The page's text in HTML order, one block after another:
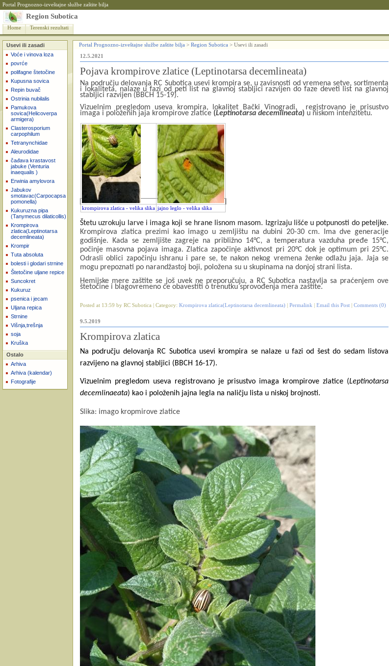
Portal Prognozno-izveštajne službe zaštite bilja
Region Subotica
Home Terenski rezultati
Usevi ili zasadi
Voće i vinova loza
povrće
polifagne štetočine
Kupusna sovica
Repin buvač
Ostrinia nubilalis
Pamukova
sovica(Helicoverpa
armigera)
Clasterosporium
carpophilum
Tetranynchidae
Aleurodidae
čađava krastavost
jabuke (Venturia
inaequalis )
Erwinia amylovora
Jabukov
smotavac(Carpocapsa
pomonella)
Kukuruzna pipa
(Tanymecus dilaticollis)
Krompirova
zlatica(Leptinotarsa
decemlineata)
Krompir
Tuta absoluta
bolesti i glodari strnine
Štetočine uljane repice
Suncokret
Kukuruz
psenica i jecam
Uljana repica
Strnine
Višnja,trešnja
soja
Kruška
Ostalo
Arhiva
Arhiva (kalendar)
Fotografije
Portal Prognozno-izveštajne službe zaštite bilja > Region Subotica > Usevi ili zasadi
12.5.2021
Pojava krompirove zlatice (Leptinotarsa decemlineata)
Na području delovanja RC Subotica usevi krompira se, u zavisnosti od vremena setve, sortimenta
i lokaliteta, nalaze u fazi od peti list na glavnoj stabljici razvijen do faze deveti list na glavnoj
stabljici razvijen (BBCH 15-19).
Vizuelnim pregledom useva krompira, lokalitet Bački Vinogradi,
registrovano je prisustvo
imaga i položenih jaja krompirove zlatice (Leptinotarsa decemlineata) u niskom intenzitetu.
krompirova zlatica - velika slika jajno leglo - velika slika
Štetu uzrokuju larve i imaga koji se hrane lisnom masom. Izgrizaju lišće u potpunosti do peteljke.
Krompirova zlatica prezimi kao imago u zemljištu na dubini 20-30 cm. Ima dve generacije
godišnje. Kada se zemljište zagreje na približno 14°C, a temperatura vazduha pređe 15°C,
počinje masovna pojava imaga. Zlatica započinje aktivnost pri 20°C dok je optimum pri 25°C.
Odrasli oblici započinju ishranu i pare se, te nakon nekog vremena ženke odlažu jaja. Jaja se
mogu prepoznati po narandžastoj boji, položena su u skupinama na donjoj strani lista.
Hemijske mere zaštite se još uvek ne preporučuju, a RC Subotica nastavlja sa praćenjem ove
štetočine i blagovremeno će obavestiti o trenutku sprovođenja mera zaštite.
Posted at 13:59 by RC Subotica | Category: Krompirova zlatica(Leptinotarsa decemlineata) Permalink Email this Post Comments (0)
9.5.2019
Krompirova zlatica
Na području delovanja RC Subotica usevi krompira se nalaze u fazi od šest do sedam listova
razvijeno na glavnoj stabljici (BBCH 16-17).
Vizuelnim pregledom useva registrovano je prisustvo imaga krompirove zlatice (Leptinotarsa
decemlinaeata) kao i položenih jajna legla na naličju lista u niskoj brojnosti.
Slika: imago kropmirove zlatice